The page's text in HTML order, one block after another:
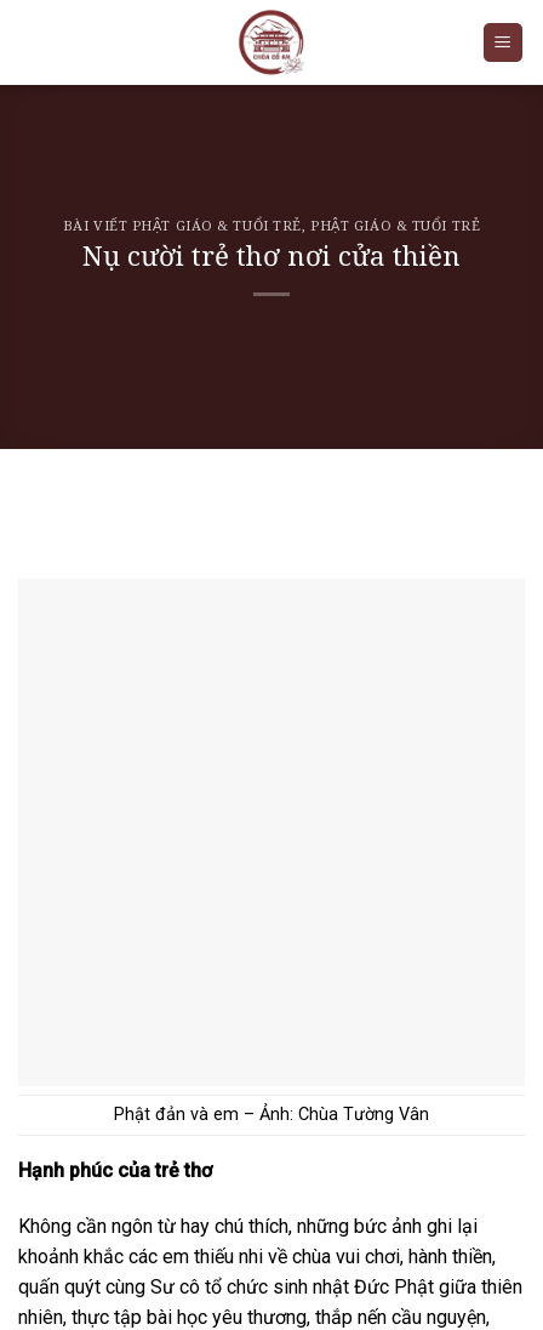
BÀI VIẾT PHẬT GIÁO & TUỔI TRẺ PHẬT GIÁO & TUỔI TRẺ
Nụ cười trẻ thơ nơi cửa thiền
Phật đản và em – Ảnh: Chùa Tường Vân
Hạnh phúc của trẻ thơ
Không cần ngôn từ hay chú thích, những bức ảnh ghi lại
khoảnh khắc các em thiếu nhi về chùa vui chơi, hành thiền,
quấn quýt cùng Sư cô tổ chức sinh nhật Đức Phật giữa thiên
nhiên, thực tập bài học yêu thương, thắp nến cầu nguyện,